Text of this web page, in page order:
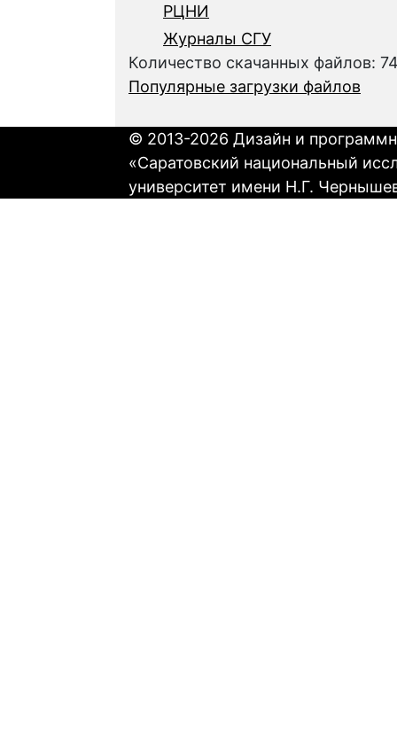
РЦНИ
Журналы СГУ
Количество скачанных файлов:
Популярные загрузки файлов
© 2013-2026 Дизайн и
«Саратовский национальный
университет имени Н.Г.